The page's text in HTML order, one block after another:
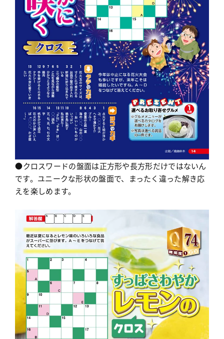
●クロスワードの盤面は正方形や長方形だけではないん
です。ユニークな形状の盤面で、まったく違った解き応
えを楽しめます。